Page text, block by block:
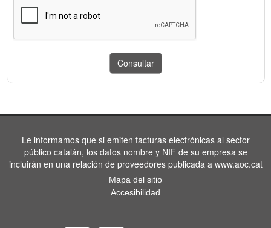
Le informamos que si emiten facturas electrónicas al sector
público catalán, los datos nombre y NIF de su empresa se
incluirán en una relación de proveedores publicada a www.aoc.cat
Mapa del sitio
Accesibilidad